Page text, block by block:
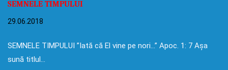
SEMNELE TIMPULUI
29.06.2018
SEMNELE TIMPULUI ”Iată că El vine pe nori…” Apoc. 1: 7 Așa
sună titlul…